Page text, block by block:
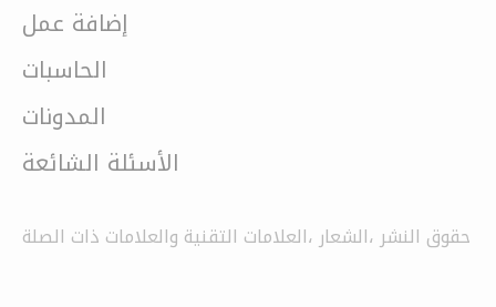
إضافة عمل
الحاسبات
المدونات
الأسئلة الشائعة
حقوق النشر ،الشعار ،العلامات التقنية والعلامات ذات الصلة